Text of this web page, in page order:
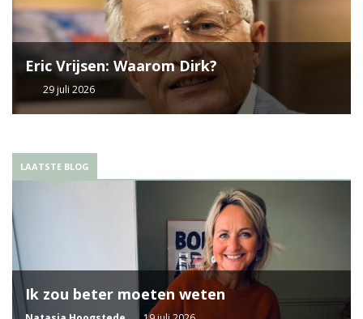
Eric Vrijsen: Waarom Dirk?
29 juli 2026
LAATSTE BLOG
Ik zou beter moeten weten